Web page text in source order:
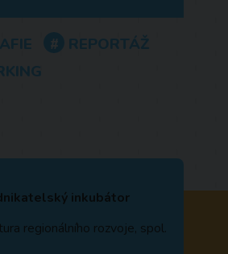
REPORTÁŽ
inkubátor
regionálního rozvoje, spol.